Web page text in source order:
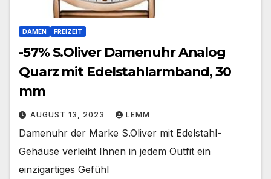
DAMEN FREIZEIT
-57% S.Oliver Damenuhr Analog
Quarz mit Edelstahlarmband, 30
mm
AUGUST 13, 2023 LEMM
Damenuhr der Marke S.Oliver mit Edelstahl-
Gehäuse verleiht Ihnen in jedem Outfit ein
einzigartiges Gefühl